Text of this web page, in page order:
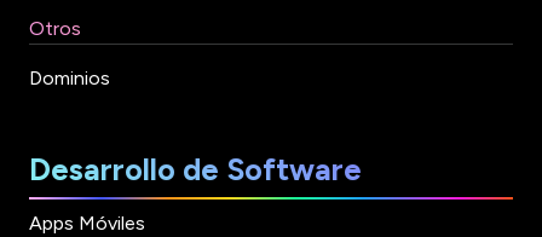
Otros
Dominios
Desarrollo de Software
Apps Móviles